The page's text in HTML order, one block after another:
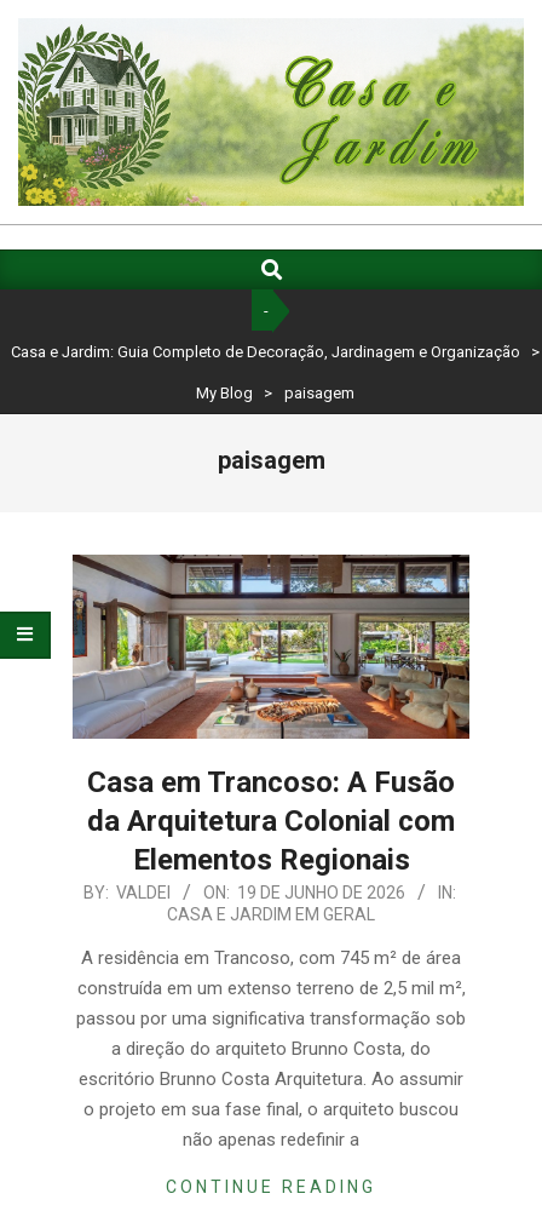
content
CASA
E
GUIA
COMPLETO
DECORAÇÃO,
ORGANIZAÇÃO
Navigation
Search
-
Casa e Jardim: Guia Completo de Decoração, Jardinagem e Organização >
My Blog > paisagem
paisagem
Casa em Trancoso: A Fusão
da Arquitetura Colonial com
Elementos Regionais
2026-
19
BY: VALDEI ON: 19 DE JUNHO DE 2026
IN:
CASA E JARDIM EM GERAL
A residência em Trancoso, com 745 m² de área
construída em um extenso terreno de 2,5 mil m²,
passou por uma significativa transformação sob
a direção do arquiteto Brunno Costa, do
escritório Brunno Costa Arquitetura. Ao assumir
o projeto em sua fase final, o arquiteto buscou
não apenas redefinir a
CONTINUE READING